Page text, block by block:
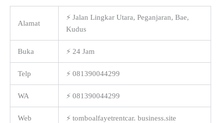
Alamat
⚡ Jalan Lingkar Utara, Peganjaran, Bae,
Kudus
Buka ⚡ 24 Jam
Telp ⚡ 081390044299
WA ⚡ 081390044299
Web ⚡ tomboalfayetrentcar. business.site